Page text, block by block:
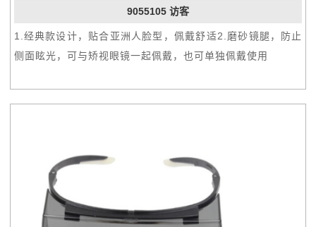
9055105 访客
1.经典款设计，贴合亚洲人脸型，佩戴舒适2.磨砂镜腿，防止
侧面眩光，可与矫视眼镜一起佩戴，也可单独佩戴使用